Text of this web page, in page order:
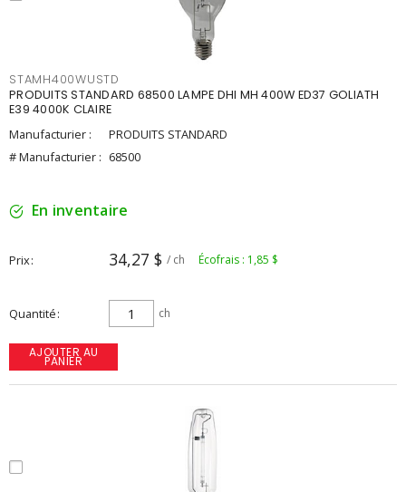
STAMH400WUSTD
PRODUITS STANDARD 68500 LAMPE DHI MH 400W ED37 GOLIATH
E39 4000K CLAIRE
Manufacturier :
PRODUITS STANDARD
# Manufacturier : 68500
En inventaire
Prix 34,27 $ / ch Écofrais : 1,85 $
Quantité ch
AJOUTER AU
PANIER